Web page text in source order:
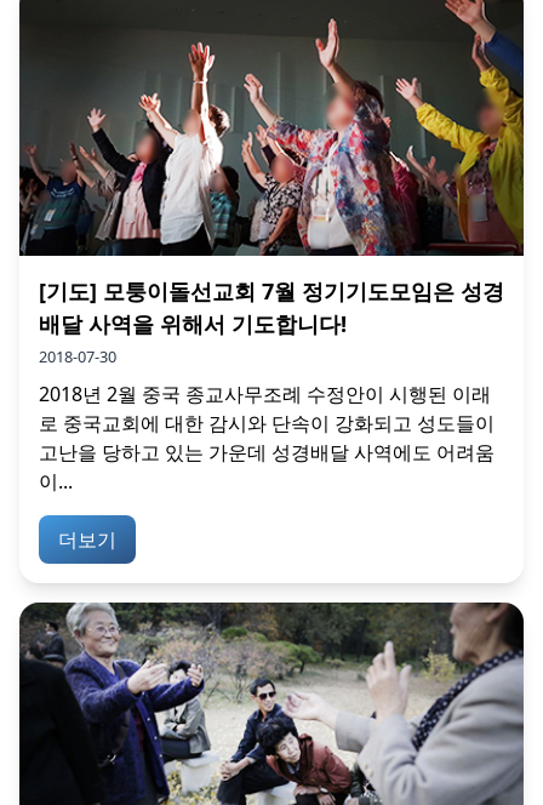
[기도] 모퉁이돌선교회 7월 정기기도모임은 성경
배달 사역을 위해서 기도합니다!
2018-07-30
2018년 2월 중국 종교사무조례 수정안이 시행된 이래
로 중국교회에 대한 감시와 단속이 강화되고 성도들이
고난을 당하고 있는 가운데 성경배달 사역에도 어려움
이...
더보기